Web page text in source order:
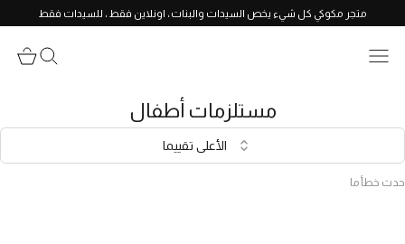
متجر مكوكي كل شيء يخص السيدات والبنات ، اونلاين فقط ، للسيدات فقط
مستلزمات أطفال
الأعلى تقييما
حدث خطأ ما